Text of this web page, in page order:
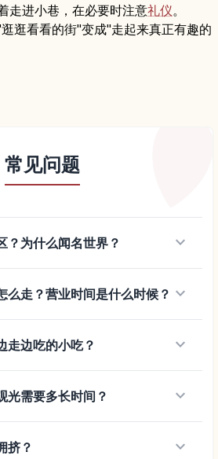
走进小巷，在必要时注意礼仪。
逛看看的街"变成"走起来真正有趣的
常见问题
？为什么闻名世界？ keyboard_arrow_down
么走？营业时间是什么时候？ keyboard_arrow_down
走边吃的小吃？ keyboard_arrow_down
光需要多长时间？ keyboard_arrow_down
挤？ keyboard_arrow_down